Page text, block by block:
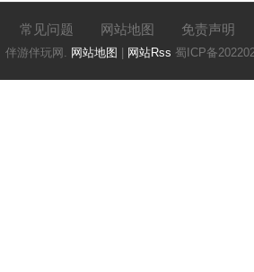
常见问题 网站地图 免责声明
伴游伴玩网 . 网站地图 网站Rss 蜀ICP备